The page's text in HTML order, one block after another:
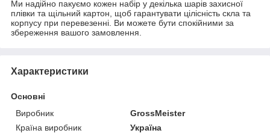
Ми надійно пакуємо кожен набір у декілька шарів захисної
плівки та щільний картон, щоб гарантувати цілісність скла та
корпусу при перевезенні. Ви можете бути спокійними за
збереження вашого замовлення.
Характеристики
Основні
Виробник
GrossMeister
Країна виробник
Україна